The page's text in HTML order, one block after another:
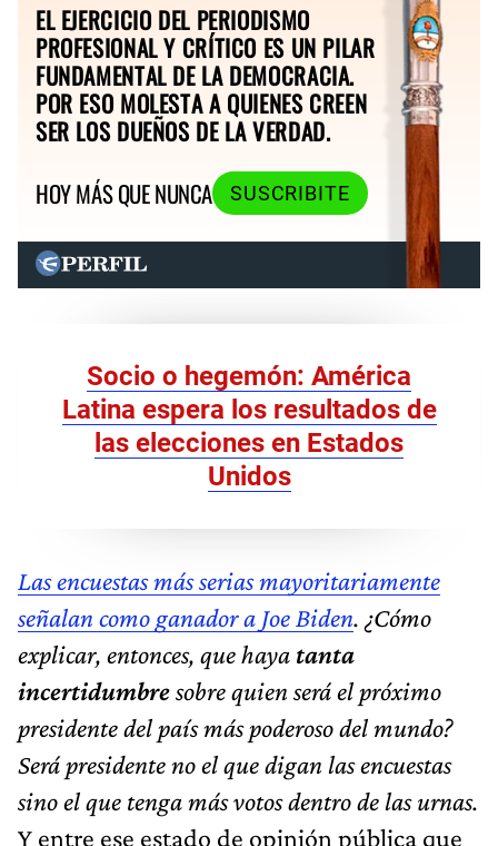
EL EJERCICIO DEL PERIODISMO
PROFESIONAL Y CRÍTICO ES UN PILAR
FUNDAMENTAL DE LA DEMOCRACIA.
POR ESO MOLESTA A QUIENES CREEN
SER LOS DUEÑOS DE LA VERDAD.
HOY MÁS QUE NUNCA
SUSCRIBITE
Socio o hegemón: América
Latina espera los resultados de
las elecciones en Estados
Unidos
Las encuestas más serias mayoritariamente
señalan como ganador a Joe Biden. ¿Cómo
explicar, entonces, que haya tanta
incertidumbresobre quien será el próximo
presidente del país más poderoso del mundo?
Será presidente no el que digan las encuestas
sino el que tenga más votos dentro de las urnas.
Y entre ese estado de opinión pública que